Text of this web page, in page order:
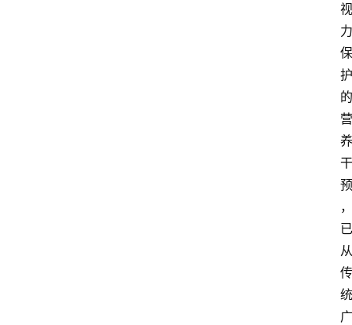
视
力
保
护
的
营
养
干
预
，
已
从
传
统
广